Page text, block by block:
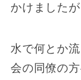
かけましたが
水で何とか
会の同僚の方